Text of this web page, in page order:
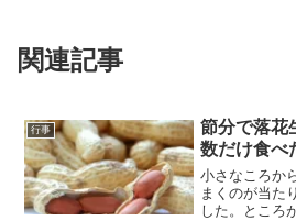
関連記事
行事
節分で落花
数だけ食べ
小さなころか
まくのが当た
した。ところ